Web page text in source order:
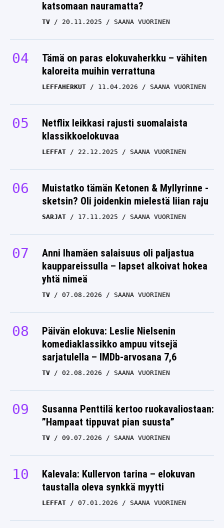
katsomaan nauramatta?
TV 20.11.2025 SAANA VUORINEN
Tämä on paras elokuvaherkku – vähiten
kaloreita muihin verrattuna
LEFFAHERKUT 11.04.2026 SAANA VUORINEN
Netflix leikkasi rajusti suomalaista
klassikkoelokuvaa
LEFFAT 22.12.2025 SAANA VUORINEN
Muistatko tämän Ketonen & Myllyrinne -
sketsin? Oli joidenkin mielestä liian raju
SARJAT 17.11.2025 SAANA VUORINEN
Anni Ihamäen salaisuus oli paljastua
kauppareissulla – lapset alkoivat hokea
yhtä nimeä
TV 07.08.2026 SAANA VUORINEN
Päivän elokuva: Leslie Nielsenin
komediaklassikko ampuu vitsejä
sarjatulella – IMDb-arvosana 7,6
TV 02.08.2026 SAANA VUORINEN
Susanna Penttilä kertoo ruokavaliostaan:
”Hampaat tippuvat pian suusta”
TV 09.07.2026 SAANA VUORINEN
Kalevala: Kullervon tarina – elokuvan
taustalla oleva synkkä myytti
LEFFAT 07.01.2026 SAANA VUORINEN